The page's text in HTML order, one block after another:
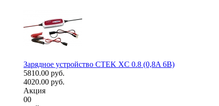
Зарядное устройство CTEK XC 0.8 (0,8A 6В)
5810.00 руб.
4020.00 руб.
Акция
00